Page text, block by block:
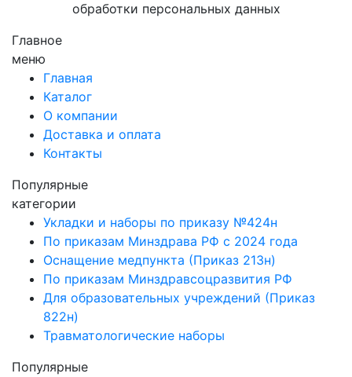
обработки персональных данных
Главное
меню
Главная
Каталог
О компании
Доставка и оплата
Контакты
Популярные
категории
Укладки и наборы по приказу №424н
По приказам Минздрава РФ с 2024 года
Оснащение медпункта (Приказ 213н)
По приказам Минздравсоцразвития РФ
Для образовательных учреждений (Приказ
822н)
Травматологические наборы
Популярные